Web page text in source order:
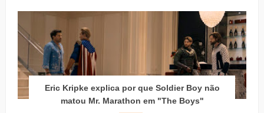
Eric Kripke explica por que Soldier Boy não
matou Mr. Marathon em "The Boys"